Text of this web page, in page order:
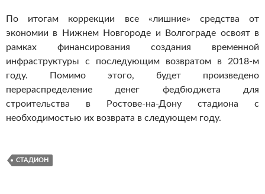
По итогам коррекции все «лишние» средства от
экономии в Нижнем Новгороде и Волгограде освоят в
рамках финансирования создания временной
инфраструктуры с последующим возвратом в 2018-м
году. Помимо этого, будет произведено
перераспределение денег федбюджета для
строительства в Ростове-на-Дону стадиона с
необходимостью их возврата в следующем году.
СТАДИОН